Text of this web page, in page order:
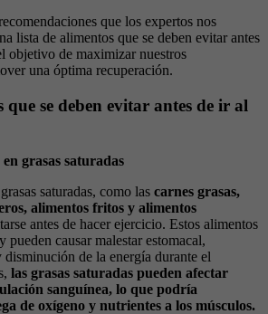
que los expertos nos
lista de alimentos que se deben evitar antes
objetivo de maximizar nuestros
una óptima recuperación.
se deben evitar antes de ir al
grasas saturadas
saturadas, como las carnes grasas,
alimentos fritos y alimentos
antes de hacer ejercicio. Estos alimentos
causar malestar estomacal,
disminución de la energía durante el
las grasas saturadas pueden afectar
sanguínea, lo que podría
de oxígeno y nutrientes a los músculos.